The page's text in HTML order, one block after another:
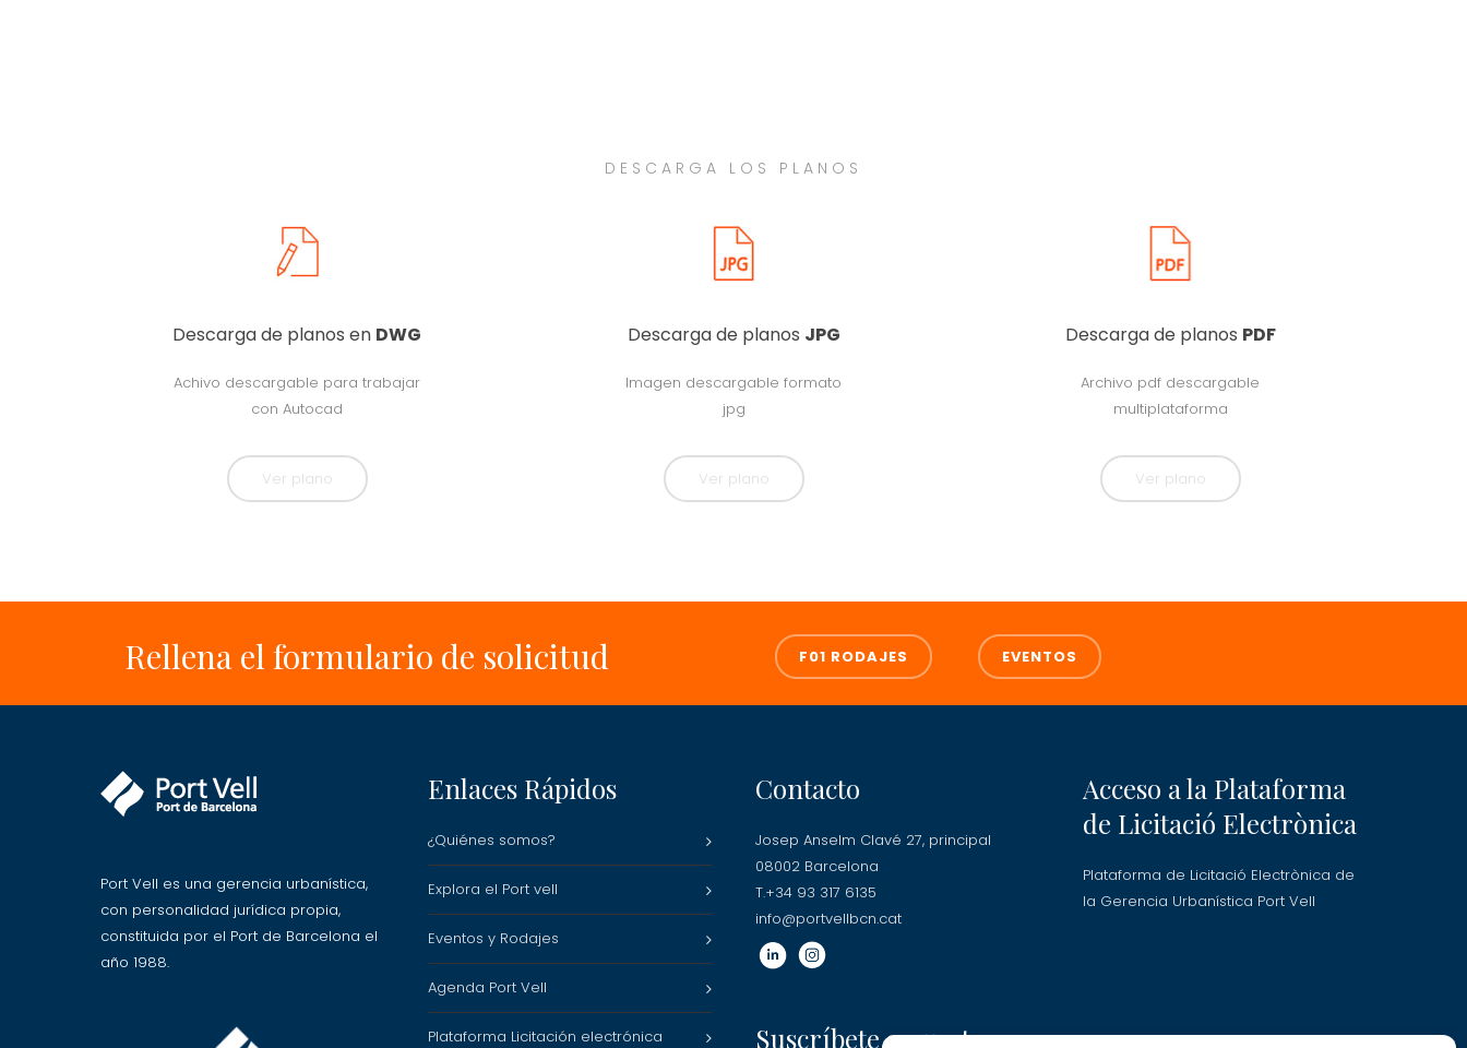
DESCARGA LOS PLANOS
Descarga de planos en DWG
Achivo descargable para trabajar
con Autocad
Ver plano
Descarga de planos JPG
Imagen descargable formato
jpg
Ver plano
Descarga de planos PDF
Archivo pdf descargable
multiplataforma
Ver plano
Rellena el formulario de solicitud F01 RODAJES EVENTOS
Port Vell es una gerencia urbanística,
con personalidad jurídica propia,
constituida por el Port de Barcelona el
año 1988.
Enlaces Rápidos
¿Quiénes somos?
Explora el Port vell
Eventos y Rodajes
Agenda Port Vell
Plataforma Licitación electrónica
Contacto
Josep Anselm Clavé 27, principal
08002 Barcelona
T.+34 93 317 6135
info@portvellbcn.cat
Suscríbete a nuestra
Acceso a la Plataforma
de Licitació Electrònica
Plataforma de Licitació Electrònica de
la Gerencia Urbanística Port Vell